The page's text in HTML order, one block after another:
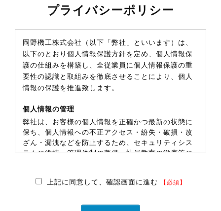
プライバシーポリシー
岡野機工株式会社（以下「弊社」といいます）は、
以下のとおり個人情報保護方針を定め、個人情報保
護の仕組みを構築し、全従業員に個人情報保護の重
要性の認識と取組みを徹底させることにより、個人
情報の保護を推進致します。
個人情報の管理
弊社は、お客様の個人情報を正確かつ最新の状態に
保ち、個人情報への不正アクセス・紛失・破損・改
ざん・漏洩などを防止するため、セキュリティシス
テムの維持・管理体制の整備・社員教育の徹底等の
お客様からお預かりした個人情報は、弊社からのご
上記に同意して、確認画面に進む 【必須】